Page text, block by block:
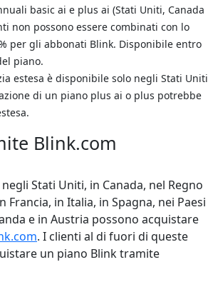
basic ai e plus ai (Stati Uniti, Canada
non possono essere combinati con lo
per gli abbonati Blink. Disponibile entro
piano.
estesa è disponibile solo negli Stati Uniti
di un piano plus ai o plus potrebbe
Blink.com
Stati Uniti, in Canada, nel Regno
Francia, in Italia, in Spagna, nei Paesi
e in Austria possono acquistare
. I clienti al di fuori di queste
un piano Blink tramite